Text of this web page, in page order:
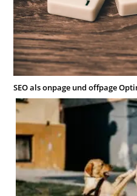
SEO als onpage und offpage